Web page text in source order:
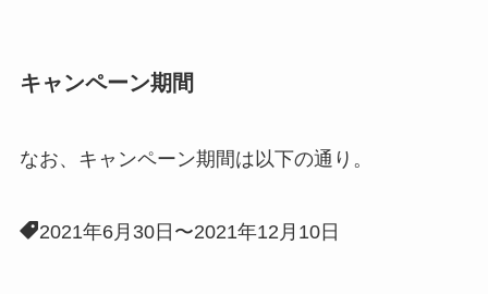
キャンペーン期間
なお、キャンペーン期間は以下の通り。
2021年6月30日〜2021年12月10日